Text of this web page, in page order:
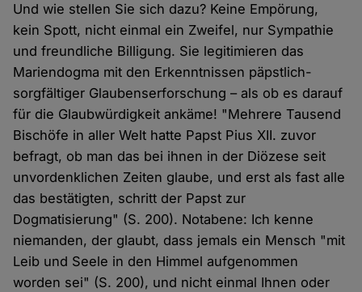
Und wie stellen Sie sich dazu? Keine Empörung,
kein Spott, nicht einmal ein Zweifel, nur Sympathie
und freundliche Billigung. Sie legitimieren das
Mariendogma mit den Erkenntnissen päpstlich-
sorgfältiger Glaubenserforschung – als ob es darauf
für die Glaubwürdigkeit ankäme! "Mehrere Tausend
Bischöfe in aller Welt hatte Papst Pius XII. zuvor
befragt, ob man das bei ihnen in der Diözese seit
unvordenklichen Zeiten glaube, und erst als fast alle
das bestätigten, schritt der Papst zur
Dogmatisierung" (S. 200). Notabene: Ich kenne
niemanden, der glaubt, dass jemals ein Mensch "mit
Leib und Seele in den Himmel aufgenommen
worden sei" (S. 200), und nicht einmal Ihnen oder